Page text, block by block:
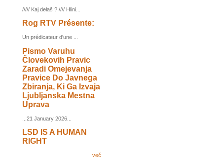
///// Kaj delaš ? //// Hlini...
Rog RTV Présente:
Un prédicateur d'une ...
Pismo Varuhu
Človekovih Pravic
Zaradi Omejevanja
Pravice Do Javnega
Zbiranja, Ki Ga Izvaja
Ljubljanska Mestna
Uprava
...21 January 2026...
LSD IS A HUMAN
RIGHT
več